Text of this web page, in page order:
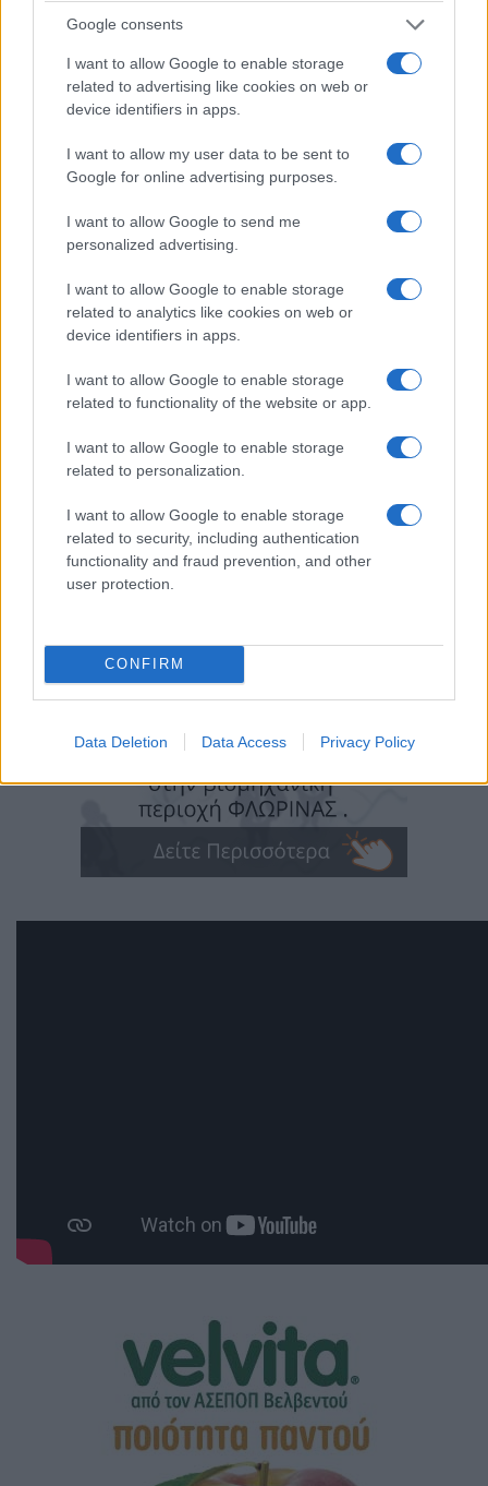
Google consents
I want to allow Google to enable storage
related to advertising like cookies on web or
device identifiers in apps.
I want to allow my user data to be sent to
Google for online advertising purposes.
I want to allow Google to send me
personalized advertising.
I want to allow Google to enable storage
related to analytics like cookies on web or
device identifiers in apps.
I want to allow Google to enable storage
related to functionality of the website or app.
I want to allow Google to enable storage
related to personalization.
I want to allow Google to enable storage
related to security, including authentication
functionality and fraud prevention, and other
user protection.
CONFIRM
Data Deletion Data Access Privacy Policy